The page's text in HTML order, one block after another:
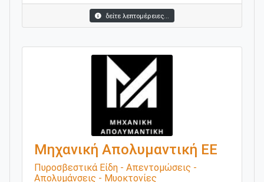
δείτε λεπτομέρειες...
Μηχανική Απολυμαντική ΕΕ
Πυροσβεστικά Είδη - Απεντομώσεις -
Απολυμάνσεις - Μυοκτονίες